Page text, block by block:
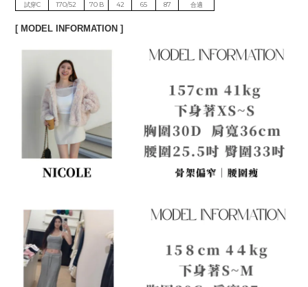
試穿C
170/52 70 B 42 65 87 合適
[ MODEL INFORMATION ]